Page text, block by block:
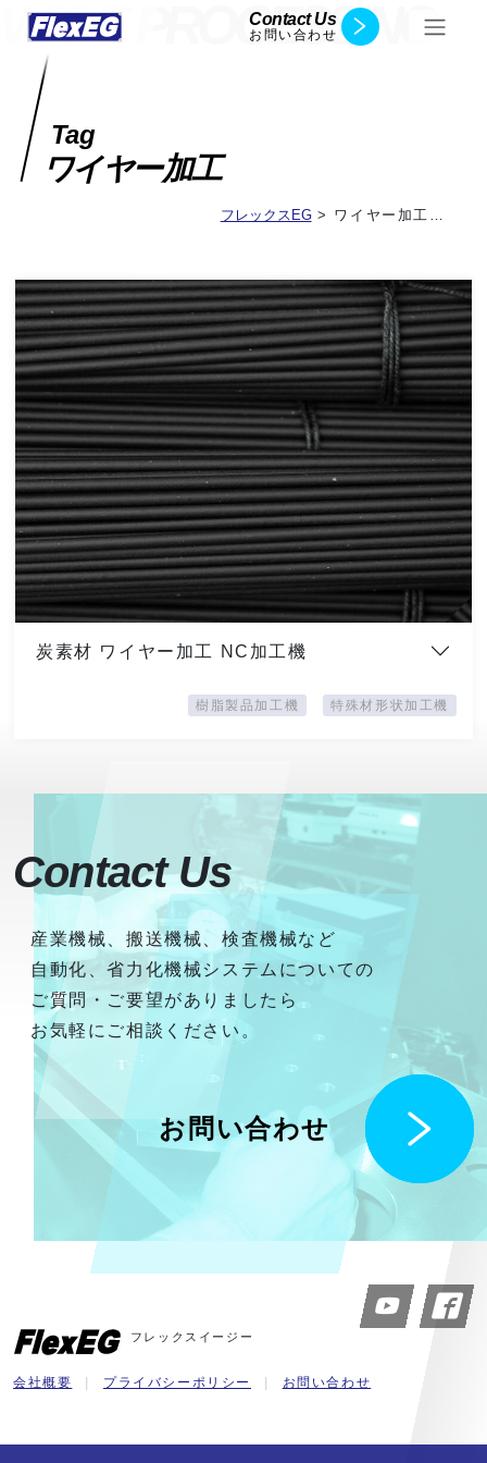
Contact Us
お問い合わせ
Tag
ワイヤー加工
フレックスEG> ワイヤー加工
WIRE CESSIN G
炭素材 ワイヤー加工 NC加工機
樹脂製品加工機 特殊材形状加工機
Contact Us
産業機械、搬送機械、検査機械など
自動化、省力化機械システムについての
ご質問・ご要望がありましたら
お気軽にご相談ください。
お問い合わせ
フレックスイージー
会社概要 プライバシーポリシー お問い合わせ